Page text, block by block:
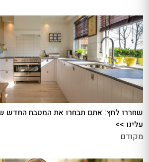
שחררו לחץ: אתם תבחרו את המטבח החדש
עלינו >>
מקודם